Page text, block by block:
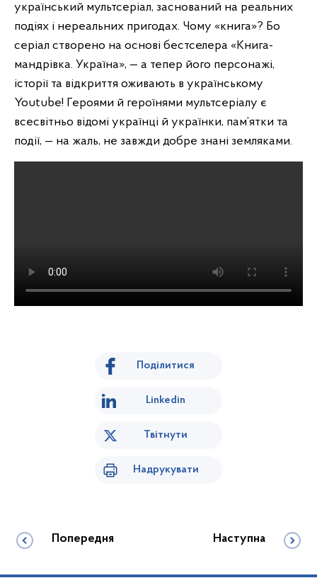
український мультсеріал, заснований на реальних
подіях і нереальних пригодах. Чому «книга»? Бо
серіал створено на основі бестселера «Книга-
мандрівка. Україна», — а тепер його персонажі,
історії та відкриття оживають в українському
Youtube! Героями й героїнями мультсеріалу є
всесвітньо відомі українці й українки, пам’ятки та
події, — на жаль, не завжди добре знані земляками.
Поділитися
Linkedin
Твітнути
Надрукувати
Попередня Наступна